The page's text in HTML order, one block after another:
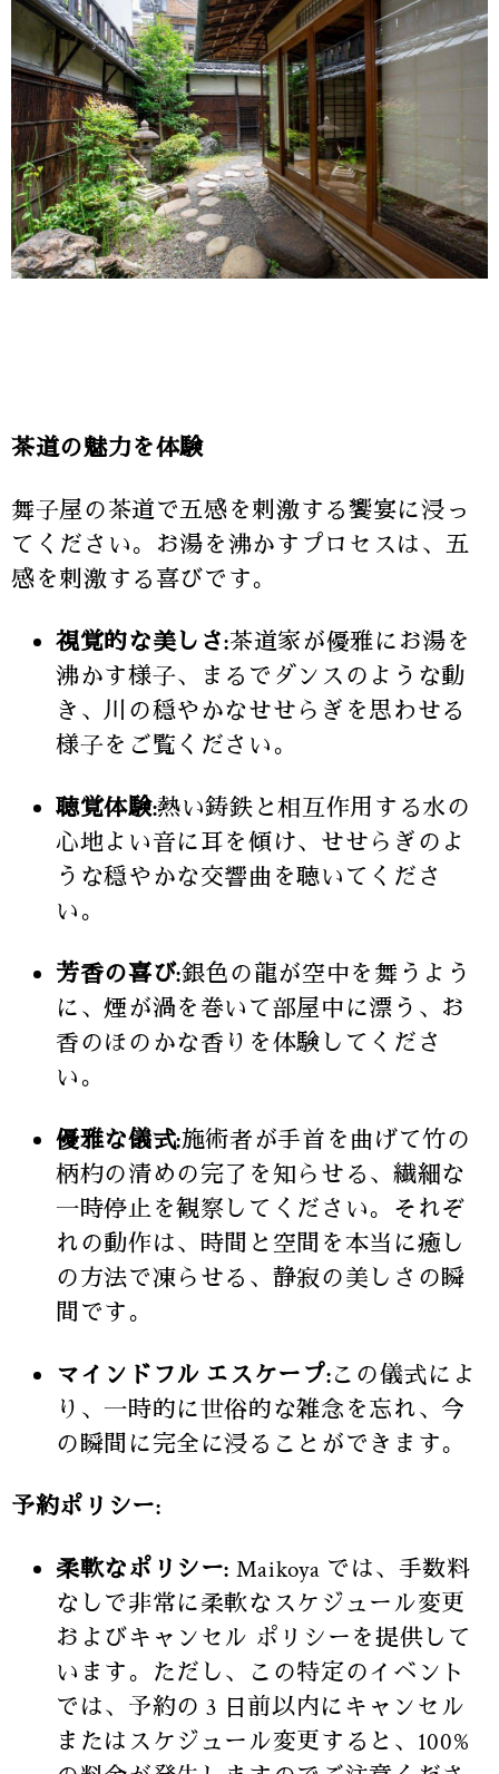
茶道の魅力を体験
舞子屋の茶道で五感を刺激する饗宴に浸っ
てください。お湯を沸かすプロセスは、五
感を刺激する喜びです。
視覚的な美しさ:茶道家が優雅にお湯を
沸かす様子、まるでダンスのような動
き、川の穏やかなせせらぎを思わせる
様子をご覧ください。
聴覚体験:熱い鋳鉄と相互作用する水の
心地よい音に耳を傾け、せせらぎのよ
うな穏やかな交響曲を聴いてくださ
い。
芳香の喜び:銀色の龍が空中を舞うよう
に、煙が渦を巻いて部屋中に漂う、お
香のほのかな香りを体験してくださ
い。
優雅な儀式:施術者が手首を曲げて竹の
柄杓の清めの完了を知らせる、繊細な
一時停止を観察してください。それぞ
れの動作は、時間と空間を本当に癒し
の方法で凍らせる、静寂の美しさの瞬
間です。
マインドフル エスケープ:この儀式によ
り、一時的に世俗的な雑念を忘れ、今
の瞬間に完全に浸ることができます。
予約ポリシー:
柔軟なポリシー: Maikoya では、手数料
なしで非常に柔軟なスケジュール変更
およびキャンセル ポリシーを提供して
います。ただし、この特定のイベント
では、予約の 3 日前以内にキャンセル
またはスケジュール変更すると、100%